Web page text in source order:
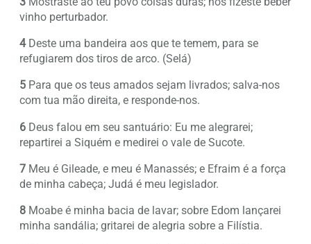
vinho perturbador.
4Deste uma bandeira aos que te temem, para se
refugiarem dos tiros de arco. (Selá)
5 Para que os teus amados sejam livrados; salva-nos
com tua mão direita, e responde-nos.
6 Deus falou em seu santuário: Eu me alegrarei;
repartirei a Siquém e medirei o vale de Sucote.
7 Meu é Gileade, e meu é Manassés; e Efraim é a força
de minha cabeça; Judá é meu legislador.
8 Moabe é minha bacia de lavar; sobre Edom lançarei
minha sandália; gritarei de alegria sobre a Filístia.